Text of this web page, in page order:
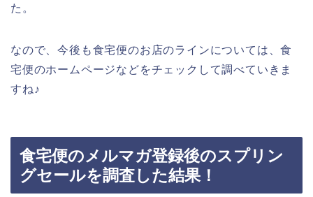
た。
なので、今後も食宅便のお店のラインについては、食
宅便のホームページなどをチェックして調べていきま
すね♪
食宅便のメルマガ登録後のスプリン
グセールを調査した結果！